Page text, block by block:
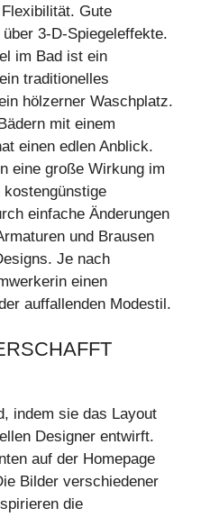
Gute
3-D-Spiegeleffekte.
im Bad ist ein
traditionelles
hölzerner Waschplatz.
mit einem
einen edlen Anblick.
eine große Wirkung im
einfache Änderungen
und Brausen
Je nach
einen
auffallenden Modestil.
indem sie das Layout
Designer entwirft.
auf der Homepage
Bilder verschiedener
die